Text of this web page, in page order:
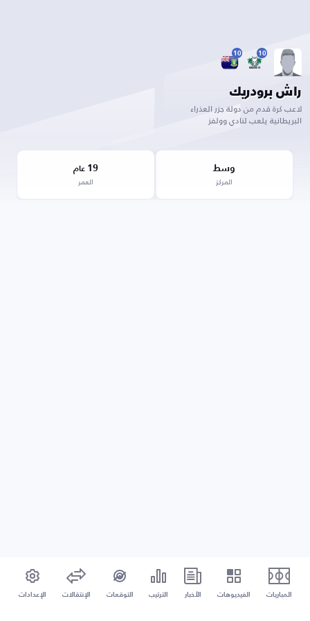
10
10
راش برودريك
لاعب كرة قدم من دولة جزر العذراء
البريطانية يلعب لنادي وولفز
وسط
المركز
19 عام
العمر
المباريات الفيديوهات الأخبار الترتيب التوقعات الإنتقالات الإعدادات